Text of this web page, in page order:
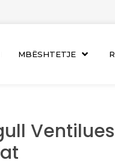
MBËSHTETJE